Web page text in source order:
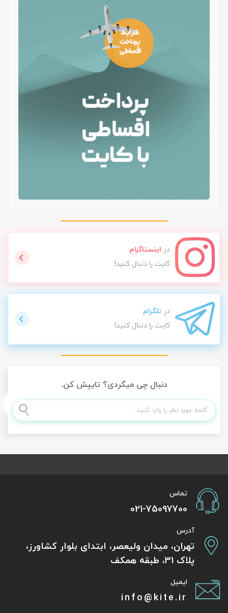
در اینستاگرام
کایت را دنبال کنید!
در تلگرام
کایت را دنبال کنید!
دنبال چی میگردی؟ تایپش کن.
تماس
021-75097700
آدرس
تهران، میدان ولیعصر، ابتدای بلوار کشاورز،
پلاک 31، طبقه همکف
ایمیل
info@kite.ir